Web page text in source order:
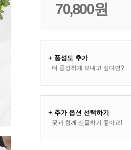
70,800원
+ 풍성도 추가
더 풍성하게 보내고 싶다면?
+ 추가 옵션 선택하기
꽃과 함께 선물하기 좋아요!